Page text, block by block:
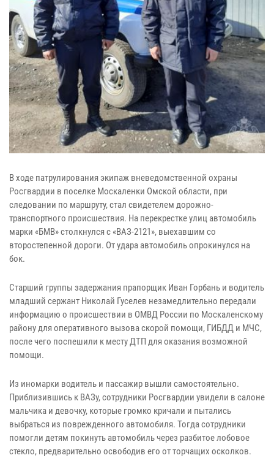
В ходе патрулирования экипаж вневедомственной охраны
Росгвардии в поселке Москаленки Омской области, при
следовании по маршруту, стал свидетелем дорожно-
транспортного происшествия. На перекрестке улиц автомобиль
марки «БМВ» столкнулся с «ВАЗ-2121», выехавшим со
второстепенной дороги. От удара автомобиль опрокинулся на
бок.
Старший группы задержания прапорщик Иван Горбань и водитель
младший сержант Николай Гуселев незамедлительно передали
информацию о происшествии в ОМВД России по Москаленскому
району для оперативного вызова скорой помощи, ГИБДД и МЧС,
после чего поспешили к месту ДТП для оказания возможной
помощи.
Из иномарки водитель и пассажир вышли самостоятельно.
Приблизившись к ВАЗу, сотрудники Росгвардии увидели в салоне
мальчика и девочку, которые громко кричали и пытались
выбраться из поврежденного автомобиля. Тогда сотрудники
помогли детям покинуть автомобиль через разбитое лобовое
стекло, предварительно освободив его от торчащих осколков.